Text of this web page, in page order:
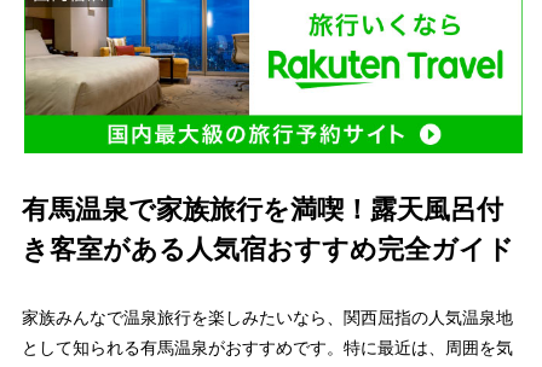
有馬温泉で家族旅行を満喫！露天風呂付
き客室がある人気宿おすすめ完全ガイド
家族みんなで温泉旅行を楽しみたいなら、関西屈指の人気温泉地
として知られる有馬温泉がおすすめです。特に最近は、周囲を気